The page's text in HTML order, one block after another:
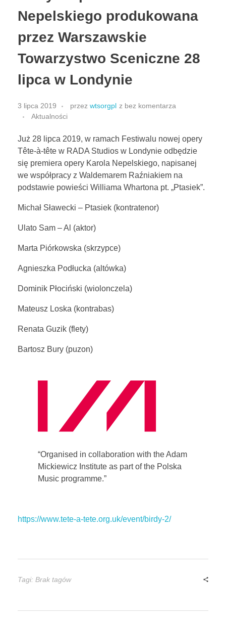
Nepelskiego produkowana
przez Warszawskie
Towarzystwo Sceniczne 28
lipca w Londynie
3 lipca 2019 przez wtsorgpl z bez komentarza
Aktualności
Już 28 lipca 2019, w ramach Festiwalu nowej opery
Tête-à-tête w RADA Studios w Londynie odbędzie
się premiera opery Karola Nepelskiego, napisanej
we współpracy z Waldemarem Raźniakiem na
podstawie powieści Williama Whartona pt. „Ptasiek”.
Michał Sławecki – Ptasiek (kontratenor)
Ulato Sam – Al (aktor)
Marta Piórkowska (skrzypce)
Agnieszka Podłucka (altówka)
Dominik Płociński (wiolonczela)
Mateusz Loska (kontrabas)
Renata Guzik (flety)
Bartosz Bury (puzon)
“Organised in collaboration with the Adam
Mickiewicz Institute as part of the Polska
Music programme.”
https://www.tete-a-tete.org.uk/event/birdy-2/
Tagi: Brak tagów